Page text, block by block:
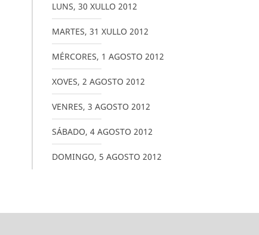
LUNS, 30 XULLO 2012
MARTES, 31 XULLO 2012
MÉRCORES, 1 AGOSTO 2012
XOVES, 2 AGOSTO 2012
VENRES, 3 AGOSTO 2012
SÁBADO, 4 AGOSTO 2012
DOMINGO, 5 AGOSTO 2012